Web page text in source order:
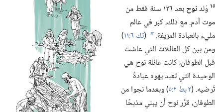
١٥ وُلدنوح
بعد ١٢٦ سنة فقط من
موت آدم.‏ مع ذلك،‏ كبر في عالم
مليء بالعبادة المزيفة.‏ b
(‏تك ٦:‏١١
‏)‏
ومن بين كل العائلات التي عاشت
قبل الطوفان،‏ كانت عائلة نوح هي
الوحيدة التي تعبد يهوه عبادةً
تُرضيه.‏ (‏٢ بط ٢:‏٥
‏)‏ وبعدما نجوا من
الطوفان،‏ قرَّر نوح أن يبني مذبحًا